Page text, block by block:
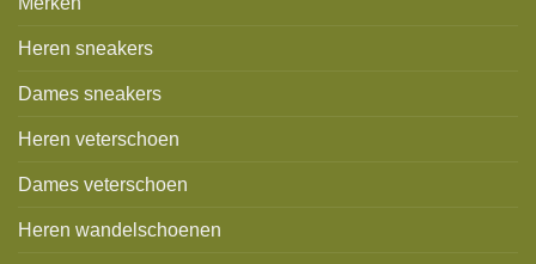
Heren sneakers
Dames sneakers
Heren veterschoen
Dames veterschoen
Heren wandelschoenen